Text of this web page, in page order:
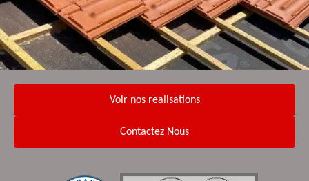
Voir nos realisations
Contactez Nous